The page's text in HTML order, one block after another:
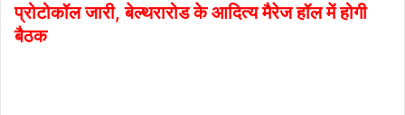
प्रोटोकॉल जारी, बेल्थरारोड के आदित्य मैरेज हॉल में होगी
बैठक